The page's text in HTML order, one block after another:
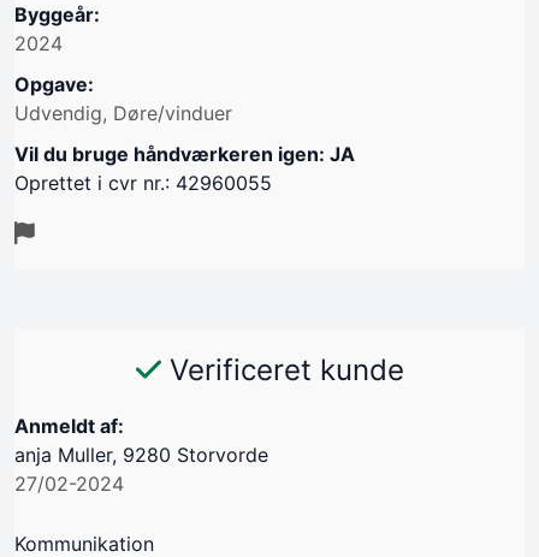
Byggeår:
2024
Opgave:
Udvendig, Døre/vinduer
Vil du bruge håndværkeren igen: JA
Oprettet i cvr nr.: 42960055
Verificeret kunde
Anmeldt af:
anja Muller, 9280 Storvorde
27/02-2024
Kommunikation